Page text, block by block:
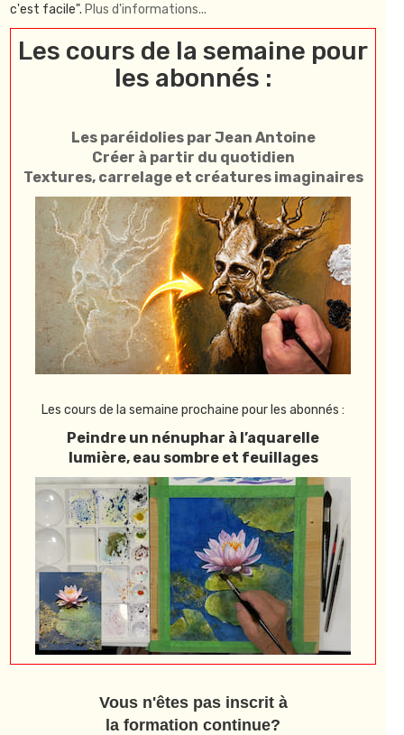
c'est facile". Plus d'informations...
Les cours de la semaine pour
les abonnés :
Les paréidolies par Jean Antoine
Créer à partir du quotidien
Textures, carrelage et créatures imaginaires
Les cours de la semaine prochaine pour les abonnés :
Peindre un nénuphar à l’aquarelle
lumière, eau sombre et feuillages
Vous n'êtes pas inscrit à
la formation continue?